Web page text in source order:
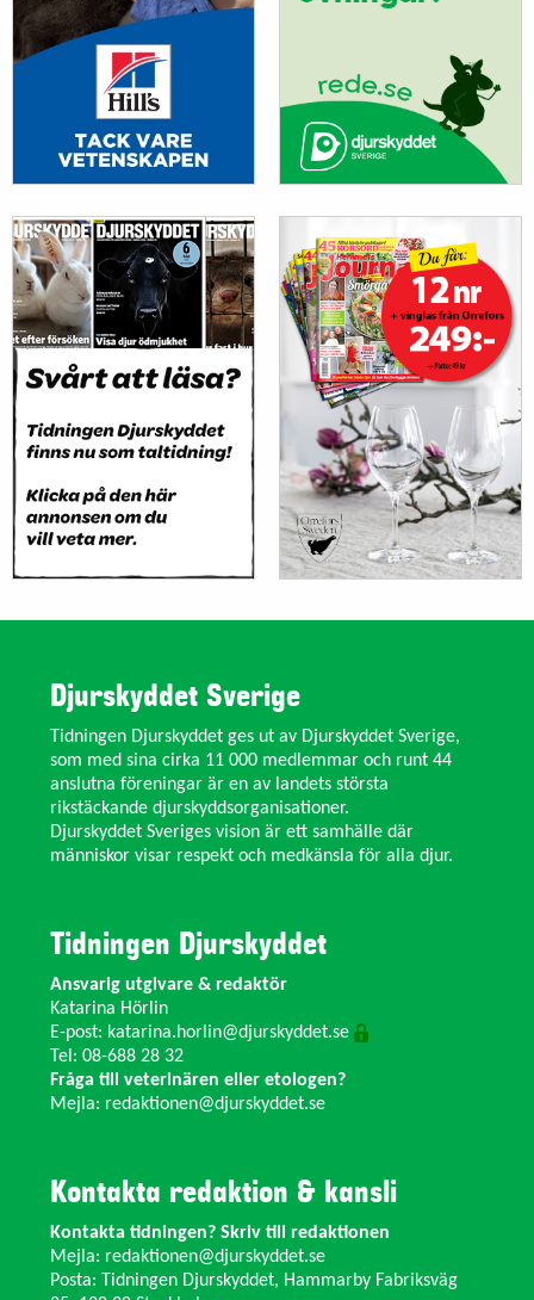
Djurskyddet Sverige
Tidningen Djurskyddet ges ut av Djurskyddet Sverige,
som med sina cirka 11 000 medlemmar och runt 44
anslutna föreningar är en av landets största
rikstäckande djurskyddsorganisationer.
Djurskyddet Sveriges vision är ett samhälle där
människor visar respekt och medkänsla för alla djur.
Tidningen Djurskyddet
Ansvarig utgivare & redaktör
Katarina Hörlin
E-post: katarina.horlin@djurskyddet.se
Tel: 08-688 28 32
Fråga till veterinären eller etologen?
Mejla: redaktionen@djurskyddet.se
Kontakta redaktion & kansli
Kontakta tidningen? Skriv till redaktionen
Mejla: redaktionen@djurskyddet.se
Posta: Tidningen Djurskyddet, Hammarby Fabriksväg